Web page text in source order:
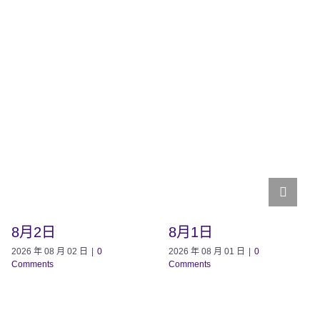
8月2日
2026 年 08 月 02 日
0
Comments
8月1日
2026 年 08 月 01 日
0
Comments